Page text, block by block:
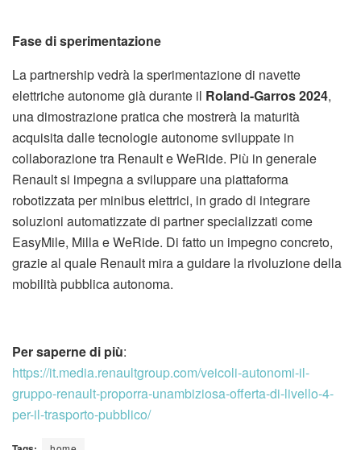
Fase di sperimentazione
La partnership vedrà la sperimentazione di navette
elettriche autonome già durante il Roland-Garros 2024,
una dimostrazione pratica che mostrerà la maturità
acquisita dalle tecnologie autonome sviluppate in
collaborazione tra Renault e WeRide. Più in generale
Renault si impegna a sviluppare una piattaforma
robotizzata per minibus elettrici, in grado di integrare
soluzioni automatizzate di partner specializzati come
EasyMile, Milla e WeRide. Di fatto un impegno concreto,
grazie al quale Renault mira a guidare la rivoluzione della
mobilità pubblica autonoma.
Per saperne di più:
https://it.media.renaultgroup.com/veicoli-autonomi-il-
gruppo-renault-proporra-unambiziosa-offerta-di-livello-4-
per-il-trasporto-pubblico/